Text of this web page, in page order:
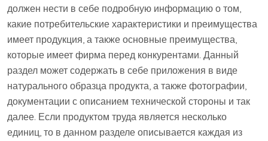
должен нести в себе подробную информацию о том,
какие потребительские характеристики и преимущества
имеет продукция, а также основные преимущества,
которые имеет фирма перед конкурентами. Данный
раздел может содержать в себе приложения в виде
натурального образца продукта, а также фотографии,
документации с описанием технической стороны и так
далее. Если продуктом труда является несколько
единиц, то в данном разделе описывается каждая из